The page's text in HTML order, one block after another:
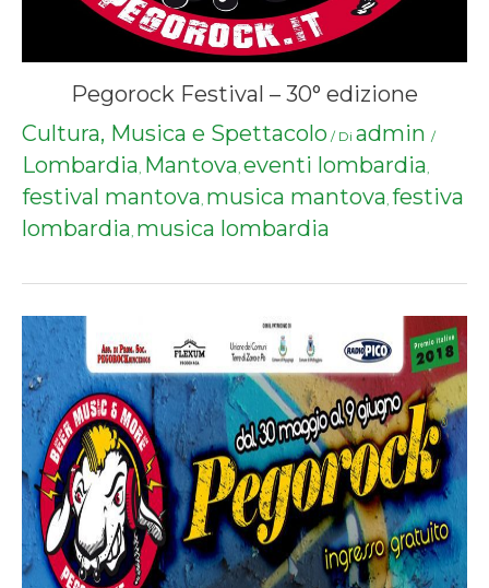
Pegorock Festival – 30° edizione
Cultura, Musica e Spettacolo / Di admin /
Lombardia, Mantova, eventi lombardia,
festival mantova, musica mantova, festiva
lombardia, musica lombardia